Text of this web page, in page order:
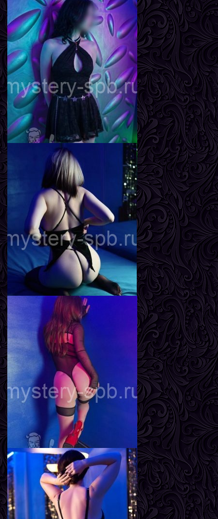
Вика
Возраст 26
Рост
162 см
Вес
57 кг
Грудь
3-й
20
167 см
56 кг
Грудь
2-й
Яна
Возраст
23
Рост
170 см
Вес
58 кг
Грудь
3-й
Инга
Возраст
Рост
161 см